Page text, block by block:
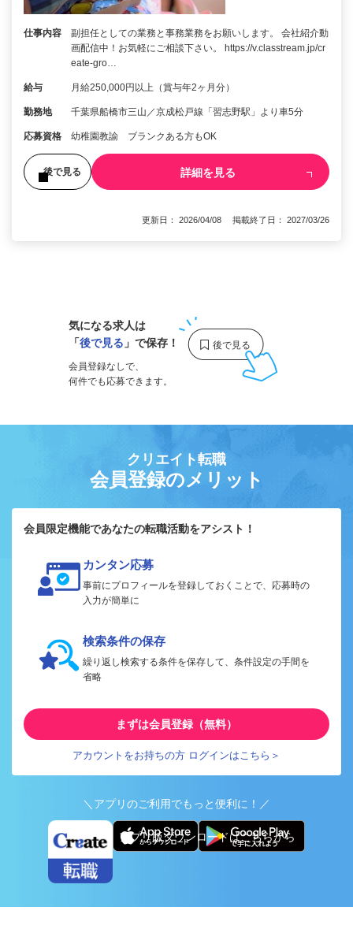
仕事内容
副担任としての業務と事務業務をお願いします。 会社紹介動
画配信中！お気軽にご相談下さい。 https://v.classtream.jp/cr
eate-gro…
給与 月給250,000円以上（賞与年2ヶ月分）
勤務地 千葉県船橋市三山／京成松戸線「習志野駅」より車5分
応募資格 幼稚園教諭 ブランクある方もOK
後で見る 詳細を見る
更新日： 2026/04/08 掲載終了日： 2027/03/26
気になる求人は
「後で見る 」で保存！
会員登録なしで、
何件でも応募できます。
クリエイト転職
会員登録のメリット
会員限定機能であなたの転職活動をアシスト！
カンタン応募
事前にプロフィールを登録しておくことで、応募時の
入力が簡単に
検索条件の保存
繰り返し検索する条件を保存して、条件設定の手間を
省略
まずは会員登録（無料）
アカウントをお持ちの方 ログインはこちら＞
＼アプリのご利用でもっと便利に！／
アプリ版ダウンロードはこちらから